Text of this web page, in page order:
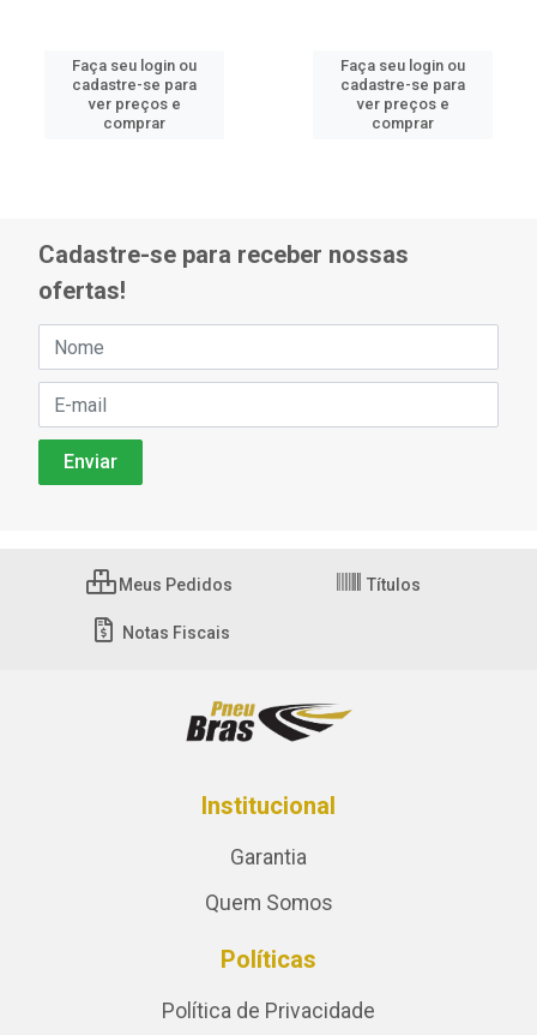
Faça seu login ou
cadastre-se para
ver preços e
comprar
Faça seu login ou
cadastre-se para
ver preços e
comprar
Cadastre-se para receber nossas
ofertas!
Meus Pedidos Títulos
Notas Fiscais
Institucional
Garantia
Quem Somos
Políticas
Política de Privacidade